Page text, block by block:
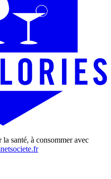
santé, à consommer avec